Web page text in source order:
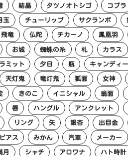
結晶 タツノオトシゴ コブラ
玉 チューリップ サクランボ
飛竜 仏陀 チカーノ 鳳凰羽
お城 蜘蛛の糸 札 カラス
ミット 夕日 瓶 キャンディー
天灯鬼 竜灯鬼 狐面 女神
きのこ イニシャル 翁面
唇 ハングル アンクレット
リング 矢 銀杏 出目金
ピアス みかん 汽車 メーカー
月 シャチ アロワナ ハト時計